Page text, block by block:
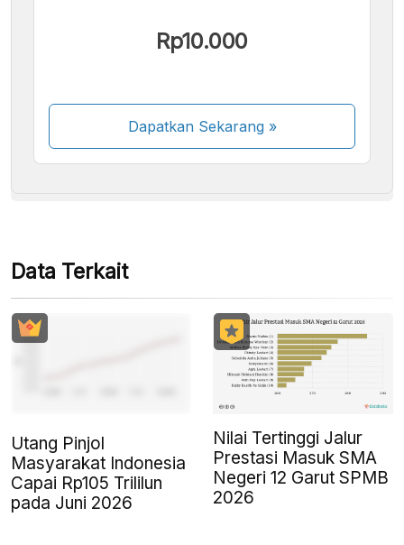
Rp10.000
Dapatkan Sekarang»
Beberapa metode pembayaran masih dalam
Data Terkait
Utang Pinjol
Masyarakat Indonesia
Capai Rp105 Trililun
pada Juni 2026
Nilai Tertinggi Jalur
Prestasi Masuk SMA
Negeri 12 Garut SPMB
2026